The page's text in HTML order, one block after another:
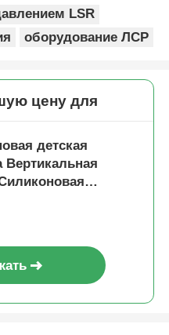
LSR
оборудование ЛСР
цену для
детская
Вертикальная